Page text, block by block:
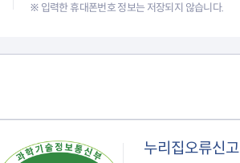
※ 입력한 휴대폰번호 정보는 저장되지 않습니다.
누리집오류신고